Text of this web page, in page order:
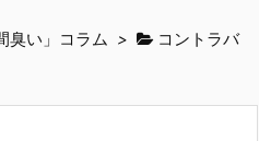
臭い」コラム >
コントラバ